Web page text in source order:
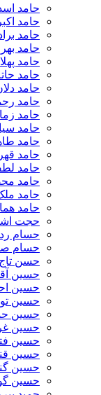
حامد اسدالهی
حامد اکبری
حامد برادران
حامد بهروزی
حامد پهلان
حامد حاتم
حامد دلان
حامد رحمانی
حامد زمانی
حامد سیاهی
حامد طاها
حامد قهرایی پور
حامد لطفی
حامد محضرنیا
حامد ملک پور
حامد همایون
حجت اشرف زاده
حسام ردایی
حسام صدر
حسن تاج
حسین آقایی
حسین احسانی
حسین توکلی
حسین حماد
حسین غربت خواه
حسین فتحی
حسین قنبری
حسین گنجی
حسین گودرزی